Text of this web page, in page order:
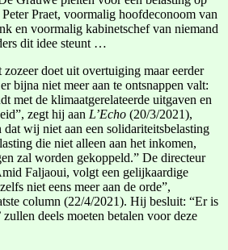
Praet, voormalig hoofdeconoom van
en voormalig kabinetschef van niemand
dit idee steunt …
doet uit overtuiging maar eerder
bijna niet meer aan te ontsnappen valt:
met de klimaatgerelateerde uitgaven en
zegt hij aan L’Echo (20/3/2021),
wij niet aan een solidariteitsbelasting
die niet alleen aan het inkomen,
zal worden gekoppeld.” De directeur
Faljaoui, volgt een gelijkaardige
niet eens meer aan de orde”,
column (22/4/2021). Hij besluit: “Er is
zullen deels moeten betalen voor deze